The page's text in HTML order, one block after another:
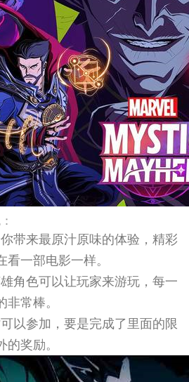
带来最原汁原味的体验，精彩
一部电影一样。
角色可以让玩家来游玩，每一
常棒。
以参加，要是完成了里面的限
奖励。